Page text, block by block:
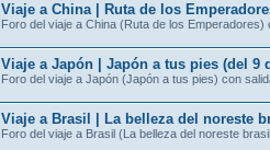
Viaje a China | Ruta de los
Foro del viaje a China (Ruta de los Emperadores)
Viaje a Japón | Japón a tus pies (del 9
Foro del viaje a Japón (Japón a tus pies) con
Viaje a Brasil | La belleza del noreste
Foro del viaje a Brasil (La belleza del noreste